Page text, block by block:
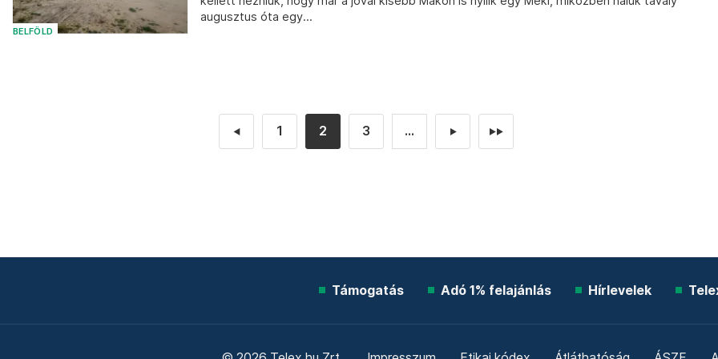
BELFÖLD
augusztus óta egy...
◄ 1 2 3 ... ► ►►
Támogatás Adó 1% felajánlás Hírlevelek